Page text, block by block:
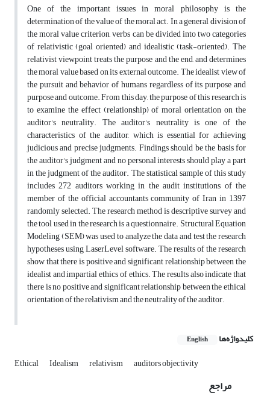
One of the important issues in moral philosophy is the
determination of the value of the moral act. In a general division of
the moral value criterion, verbs can be divided into two categories
of relativistic (goal oriented) and idealistic (task-oriented). The
relativist viewpoint treats the purpose and the end, and determines
the moral value based on its external outcome. The idealist view of
the pursuit and behavior of humans regardless of its purpose and
purpose and outcome. From this day, the purpose of this research is
to examine the effect (relationship) of moral orientation on the
auditor's neutrality. The auditor's neutrality is one of the
characteristics of the auditor, which is essential for achieving
judicious and precise judgments. Findings should be the basis for
the auditor's judgment and no personal interests should play a part
in the judgment of the auditor. The statistical sample of this study
includes 272 auditors working in the audit institutions of the
member of the official accountants community of Iran in 1397
randomly selected. The research method is descriptive survey and
the tool used in the research is a questionnaire. Structural Equation
Modeling (SEM) was used to analyze the data and test the research
hypotheses using LaserLevel software. The results of the research
show that there is positive and significant relationship between the
idealist and impartial ethics of ethics. The results also indicate that
there is no positive and significant relationship between the ethical
orientation of the relativism and the neutrality of the auditor.
کلیدواژه‌ها English
Ethical Idealism relativism auditors objectivity
مراجع